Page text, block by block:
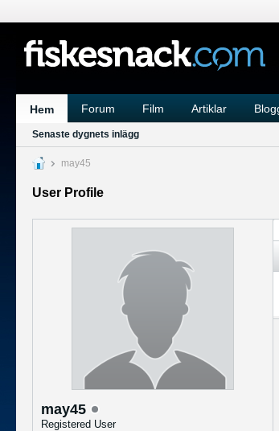
Hem Forum Film Artiklar
Senaste dygnets inlägg
may45
User Profile
may45
Registered User